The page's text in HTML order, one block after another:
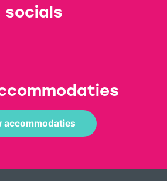
socials
accommodaties